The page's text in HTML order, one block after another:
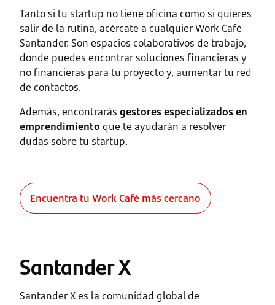
Tanto si tu startup no tiene oficina como si quieres
salir de la rutina, acércate a cualquier Work Café
Santander. Son espacios colaborativos de trabajo,
donde puedes encontrar soluciones financieras y
no financieras para tu proyecto y, aumentar tu red
de contactos.
Además, encontrarás gestores especializados en
emprendimiento que te ayudarán a resolver
dudas sobre tu startup.
Encuentra tu Work Café más cercano
Santander X
Santander X es la comunidad global de